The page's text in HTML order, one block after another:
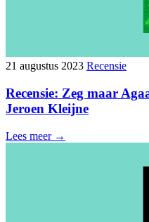
21 augustus 2023 Recensie
Recensie: Zeg maar
Jeroen Kleijne
Lees meer →